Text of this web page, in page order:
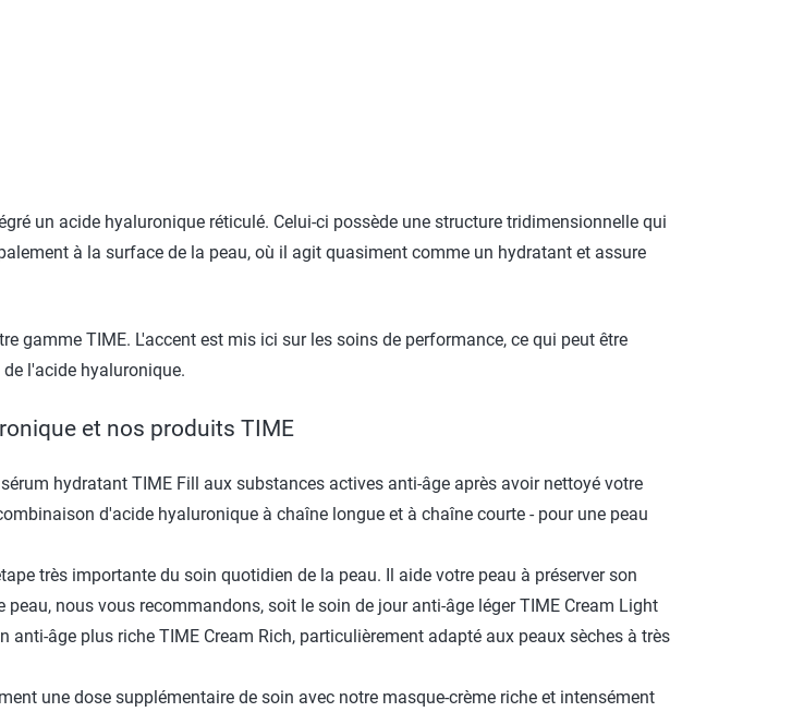
un acide hyaluronique réticulé. Celui-ci possède une structure tridimensionnelle qui
à la surface de la peau, où il agit quasiment comme un hydratant et assure
gamme TIME. L'accent est mis ici sur les soins de performance, ce qui peut être
l'acide hyaluronique.
et nos produits TIME
hydratant TIME Fill aux substances actives anti-âge après avoir nettoyé votre
d'acide hyaluronique à chaîne longue et à chaîne courte - pour une peau
très importante du soin quotidien de la peau. Il aide votre peau à préserver son
nous vous recommandons, soit le soin de jour anti-âge léger TIME Cream Light
âge plus riche TIME Cream Rich, particulièrement adapté aux peaux sèches à très
une dose supplémentaire de soin avec notre masque-crème riche et intensément